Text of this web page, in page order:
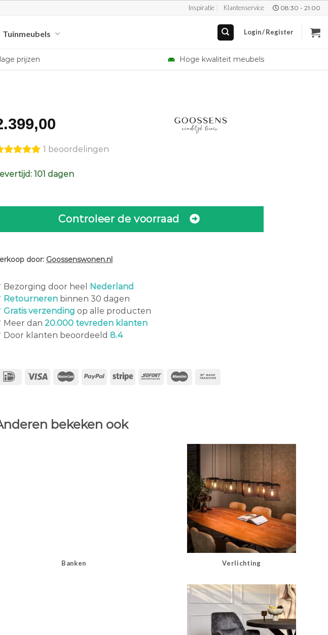
Inspiratie Klantenservice 08:30 - 21:00
Tuinmeubels Login / Register
prijzen Hoge kwaliteit meubels
1 beoordelingen
101 dagen
Controleer de voorraad
door: Goossenswonen.nl
Bezorging door heel
Nederland
Retourneren binnen 30 dagen
Gratis verzending op alle producten
Meer dan 20.000 tevreden klanten
Door klanten beoordeeld 8.4
bekeken ook
Banken Verlichting